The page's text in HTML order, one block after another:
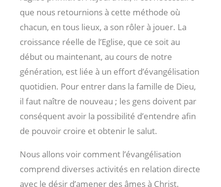
que nous retournions à cette méthode où
chacun, en tous lieux, a son rôler à jouer. La
croissance réelle de l’Eglise, que ce soit au
début ou maintenant, au cours de notre
génération, est liée à un effort d’évangélisation
quotidien. Pour entrer dans la famille de Dieu,
il faut naître de nouveau ; les gens doivent par
conséquent avoir la possibilité d’entendre afin
de pouvoir croire et obtenir le salut.
Nous allons voir comment l’évangélisation
comprend diverses activités en relation directe
avec le désir d’amener des âmes à Christ.